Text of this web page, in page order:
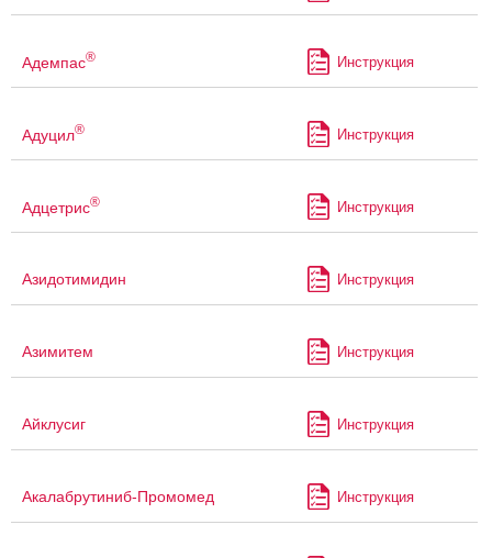
Адемпас® Инструкция
Адуцил® Инструкция
Адцетрис® Инструкция
Азидотимидин Инструкция
Азимитем Инструкция
Айклусиг Инструкция
Акалабрутиниб-Промомед Инструкция